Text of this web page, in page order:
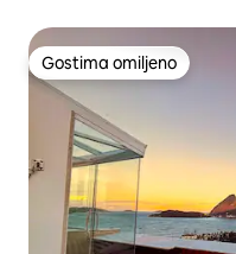
Gostima omiljeno
Gostima omiljeno